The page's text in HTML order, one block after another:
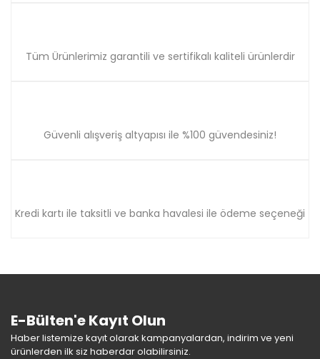
Tüm Ürünlerimiz garantili ve sertifikalı kaliteli ürünlerdir
Güvenli alışveriş altyapısı ile %100 güvendesiniz!
Kredi kartı ile taksitli ve banka havalesi ile ödeme seçeneği
E-Bülten'e Kayıt Olun
Haber listemize kayıt olarak kampanyalardan, indirim ve yeni
ürünlerden ilk siz haberdar olabilirsiniz.